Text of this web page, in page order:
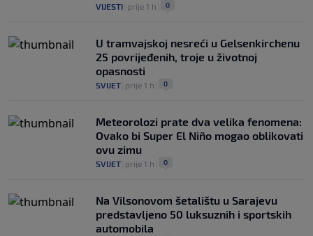
VIJESTI prije 1 h 0
U tramvajskoj nesreći u Gelsenkirchenu
25 povrijeđenih, troje u životnoj
opasnosti
SVIJET prije 1 h 0
Meteorolozi prate dva velika fenomena:
Ovako bi Super El Niño mogao oblikovati
ovu zimu
SVIJET prije 1 h 0
Na Vilsonovom šetalištu u Sarajevu
predstavljeno 50 luksuznih i sportskih
automobila